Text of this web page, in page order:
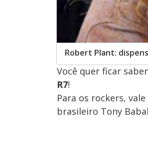
Robert Plant:
Você quer ficar
R7!
Para os rockers,
brasileiro Tony